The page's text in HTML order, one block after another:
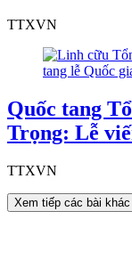
TTXVN
Quốc tang
Trọng: Lễ
TTXVN
Xem tiếp các bài khác